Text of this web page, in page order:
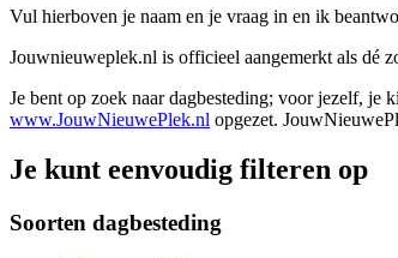
Vul hierboven je naam en je vraag in en ik
Jouwnieuweplek.nl is officieel aangemerkt als dé
Je bent op zoek naar dagbesteding; voor jezelf, je
www.JouwNieuwePlek.nl opgezet.
Je kunt eenvoudig filteren op
Soorten dagbesteding